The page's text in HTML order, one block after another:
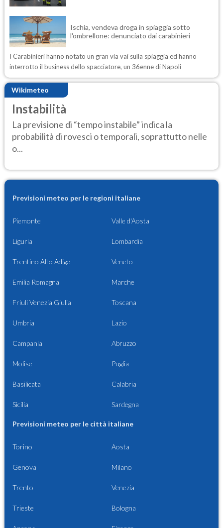
Ischia, vendeva droga in spiaggia sotto
l'ombrellone: denunciato dai carabinieri
I Carabinieri hanno notato un gran via vai sulla spiaggia ed hanno
interrotto il business dello spacciatore, un 36enne di Napoli
Wikimeteo
Instabilità
La previsione di “tempo instabile” indica la
probabilità di rovesci o temporali, soprattutto nelle
o...
Previsioni meteo per le regioni italiane
Piemonte Valle d'Aosta
Liguria Lombardia
Trentino Alto Adige Veneto
Emilia Romagna Marche
Friuli Venezia Giulia Toscana
Umbria Lazio
Campania Abruzzo
Molise Puglia
Basilicata Calabria
Sicilia Sardegna
Previsioni meteo per le città italiane
Torino Aosta
Genova Milano
Trento Venezia
Trieste Bologna